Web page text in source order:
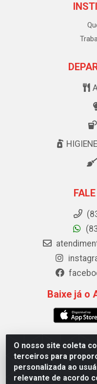
O nosso site coleta
terceiros para
personalizada ao
relevante de acordo
Baixe já o
Polybalas - Rua João
Ernesto Geisel, João